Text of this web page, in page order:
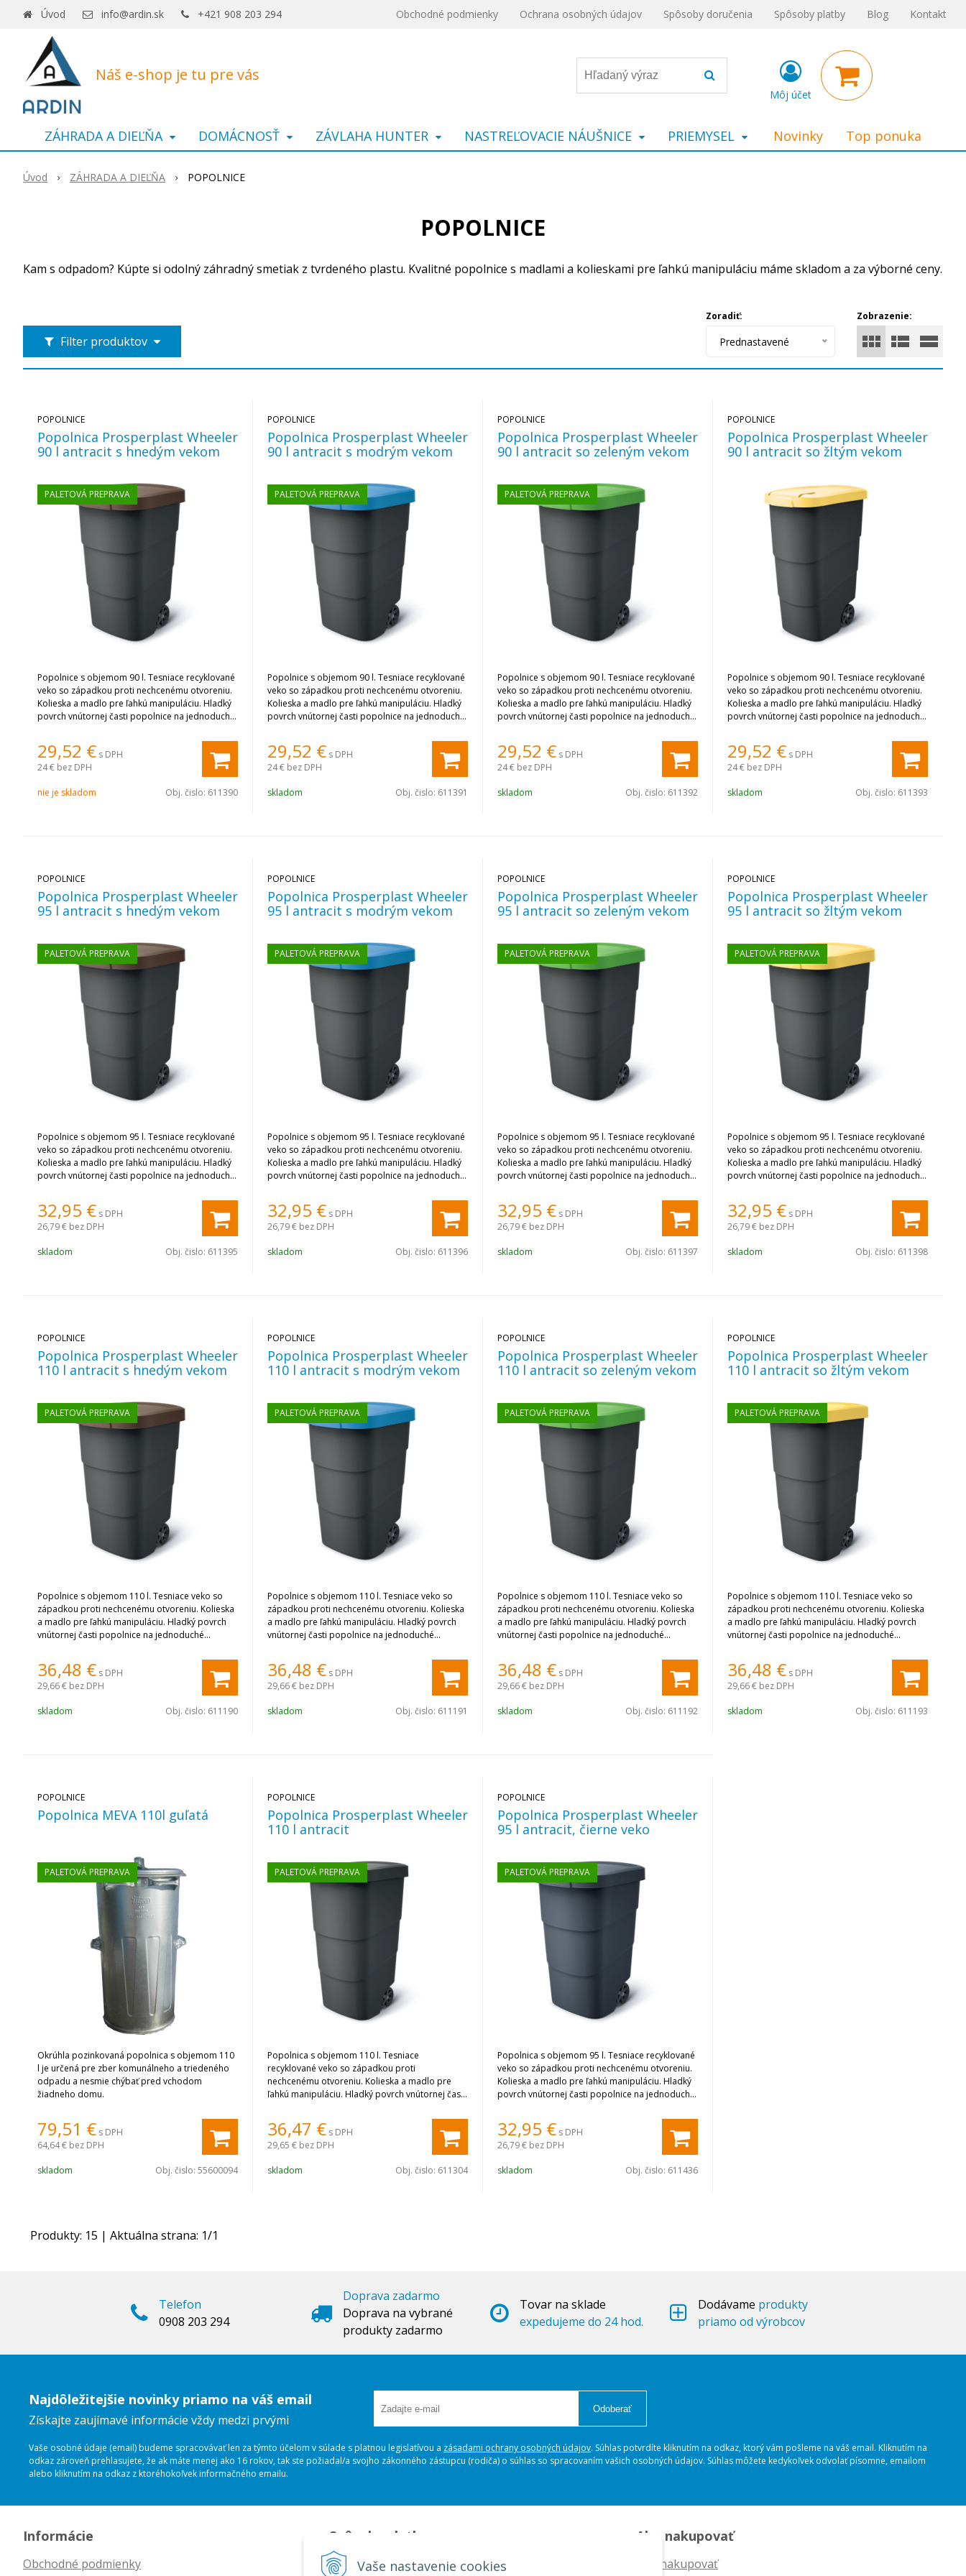
Vaše nastavenie cookies
Náš e-shop je tu pre vás
Úvod info@ardin.sk +421 908 203 294 Obchodné podmienky Ochrana osobných údajov Spôsoby doručenia Spôsoby platby Blog Kontakt
Môj účet
ZÁHRADA A DIEĽŇA DOMÁCNOSŤ ZÁVLAHA HUNTER NASTREĽOVACIE NÁUŠNICE PRIEMYSEL Novinky Top ponuka
Úvod ZÁHRADA A DIEĽŇA POPOLNICE
POPOLNICE
Kam s odpadom? Kúpte si odolný záhradný smetiak z tvrdeného plastu. Kvalitné popolnice s madlami a kolieskami pre ľahkú manipuláciu máme skladom a za výborné ceny.
Filter produktov
Zobrazenie:
Zoradiť:
Prednastavené
POPOLNICE
Popolnica Prosperplast Wheeler
90 l antracit s hnedým vekom
PALETOVÁ PREPRAVA
Popolnice s objemom 90 l. Tesniace recyklované
veko so západkou proti nechcenému otvoreniu.
Kolieska a madlo pre ľahkú manipuláciu. Hladký
povrch vnútornej časti popolnice na jednoduché
29,52 € s DPH
24 € bez DPH
nie je skladom Obj. čislo: 611390
POPOLNICE
Popolnica Prosperplast Wheeler
90 l antracit s modrým vekom
PALETOVÁ PREPRAVA
Popolnice s objemom 90 l. Tesniace recyklované
veko so západkou proti nechcenému otvoreniu.
Kolieska a madlo pre ľahkú manipuláciu. Hladký
povrch vnútornej časti popolnice na jednoduché
29,52 € s DPH
24 € bez DPH
skladom Obj. čislo: 611391
POPOLNICE
Popolnica Prosperplast Wheeler
90 l antracit so zeleným vekom
PALETOVÁ PREPRAVA
Popolnice s objemom 90 l. Tesniace recyklované
veko so západkou proti nechcenému otvoreniu.
Kolieska a madlo pre ľahkú manipuláciu. Hladký
povrch vnútornej časti popolnice na jednoduché
29,52 € s DPH
24 € bez DPH
skladom Obj. čislo: 611392
POPOLNICE
Popolnica Prosperplast Wheeler
90 l antracit so žltým vekom
Popolnice s objemom 90 l. Tesniace recyklované
veko so západkou proti nechcenému otvoreniu.
Kolieska a madlo pre ľahkú manipuláciu. Hladký
povrch vnútornej časti popolnice na jednoduché
29,52 € s DPH
24 € bez DPH
skladom Obj. čislo: 611393
POPOLNICE
Popolnica Prosperplast Wheeler
95 l antracit s hnedým vekom
PALETOVÁ PREPRAVA
Popolnice s objemom 95 l. Tesniace recyklované
veko so západkou proti nechcenému otvoreniu.
Kolieska a madlo pre ľahkú manipuláciu. Hladký
povrch vnútornej časti popolnice na jednoduché
32,95 € s DPH
26,79 € bez DPH
skladom Obj. čislo: 611395
POPOLNICE
Popolnica Prosperplast Wheeler
95 l antracit s modrým vekom
PALETOVÁ PREPRAVA
Popolnice s objemom 95 l. Tesniace recyklované
veko so západkou proti nechcenému otvoreniu.
Kolieska a madlo pre ľahkú manipuláciu. Hladký
povrch vnútornej časti popolnice na jednoduché
32,95 € s DPH
26,79 € bez DPH
skladom Obj. čislo: 611396
POPOLNICE
Popolnica Prosperplast Wheeler
95 l antracit so zeleným vekom
PALETOVÁ PREPRAVA
Popolnice s objemom 95 l. Tesniace recyklované
veko so západkou proti nechcenému otvoreniu.
Kolieska a madlo pre ľahkú manipuláciu. Hladký
povrch vnútornej časti popolnice na jednoduché
32,95 € s DPH
26,79 € bez DPH
skladom Obj. čislo: 611397
POPOLNICE
Popolnica Prosperplast Wheeler
95 l antracit so žltým vekom
PALETOVÁ PREPRAVA
Popolnice s objemom 95 l. Tesniace recyklované
veko so západkou proti nechcenému otvoreniu.
Kolieska a madlo pre ľahkú manipuláciu. Hladký
povrch vnútornej časti popolnice na jednoduché
32,95 € s DPH
26,79 € bez DPH
skladom Obj. čislo: 611398
POPOLNICE
Popolnica Prosperplast Wheeler
110 l antracit s hnedým vekom
PALETOVÁ PREPRAVA
Popolnice s objemom 110 l. Tesniace veko so
západkou proti nechcenému otvoreniu. Kolieska
a madlo pre ľahkú manipuláciu. Hladký povrch
vnútornej časti popolnice na jednoduché
36,48 € s DPH
29,66 € bez DPH
skladom Obj. čislo: 611190
POPOLNICE
Popolnica Prosperplast Wheeler
110 l antracit s modrým vekom
PALETOVÁ PREPRAVA
Popolnice s objemom 110 l. Tesniace veko so
západkou proti nechcenému otvoreniu. Kolieska
a madlo pre ľahkú manipuláciu. Hladký povrch
vnútornej časti popolnice na jednoduché
36,48 € s DPH
29,66 € bez DPH
skladom Obj. čislo: 611191
POPOLNICE
Popolnica Prosperplast Wheeler
110 l antracit so zeleným vekom
PALETOVÁ PREPRAVA
Popolnice s objemom 110 l. Tesniace veko so
západkou proti nechcenému otvoreniu. Kolieska
a madlo pre ľahkú manipuláciu. Hladký povrch
vnútornej časti popolnice na jednoduché
36,48 € s DPH
29,66 € bez DPH
skladom Obj. čislo: 611192
POPOLNICE
Popolnica Prosperplast Wheeler
110 l antracit so žltým vekom
PALETOVÁ PREPRAVA
Popolnice s objemom 110 l. Tesniace veko so
západkou proti nechcenému otvoreniu. Kolieska
a madlo pre ľahkú manipuláciu. Hladký povrch
vnútornej časti popolnice na jednoduché
36,48 € s DPH
29,66 € bez DPH
skladom Obj. čislo: 611193
POPOLNICE
Popolnica MEVA 110l guľatá
PALETOVÁ PREPRAVA
Okrúhla pozinkovaná popolnica s objemom 110
l je určená pre zber komunálneho a triedeného
odpadu a nesmie chýbať pred vchodom
žiadneho domu.
79,51 € s DPH
64,64 € bez DPH
skladom Obj. čislo: 55600094
POPOLNICE
Popolnica Prosperplast Wheeler
110 l antracit
PALETOVÁ PREPRAVA
Popolnica s objemom 110 l. Tesniace
recyklované veko so západkou proti
nechcenému otvoreniu. Kolieska a madlo pre
ľahkú manipuláciu. Hladký povrch vnútornej časti
36,47 € s DPH
29,65 € bez DPH
skladom Obj. čislo: 611304
POPOLNICE
Popolnica Prosperplast Wheeler
95 l antracit, čierne veko
PALETOVÁ PREPRAVA
Popolnica s objemom 95 l. Tesniace recyklované
veko so západkou proti nechcenému otvoreniu.
Kolieska a madlo pre ľahkú manipuláciu. Hladký
povrch vnútornej časti popolnice na jednoduché
32,95 € s DPH
26,79 € bez DPH
skladom Obj. čislo: 611436
Produkty: 15 | Aktuálna strana: 1/1
Telefon
0908 203 294
Doprava zadarmo
Doprava na vybrané
produkty zadarmo
Tovar na sklade
expedujeme do 24 hod.
Dodávame produkty
priamo od výrobcov
Najdôležitejšie novinky priamo na váš email
Získajte zaujímavé informácie vždy medzi prvými
Odoberať
Vaše osobné údaje (email) budeme spracovávať len za týmto účelom v súlade s platnou legislatívou a zásadami ochrany osobných údajov. Súhlas potvrdíte kliknutím na odkaz, ktorý vám pošleme na váš email. Kliknutím na
odkaz zároveň prehlasujete, že ak máte menej ako 16 rokov, tak ste požiadal/a svojho zákonného zástupcu (rodiča) o súhlas so spracovaním vašich osobných údajov. Súhlas môžete kedykoľvek odvolať písomne, emailom
alebo kliknutím na odkaz z ktoréhokoľvek informačného emailu.
Informácie
Obchodné podmienky
Spôsoby platby
Platba na dobierku
Ako nakupovať
Ako nakupovať